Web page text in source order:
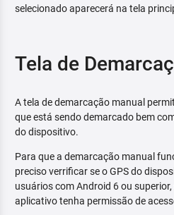
selecionado aparecerá na tela
Tela de
A tela de demarcação manual
que está sendo demarcado bem
do dispositivo.
Para que a demarcação manual
preciso verrificar se o GPS do
usuários com Android 6 ou
aplicativo tenha permissão de